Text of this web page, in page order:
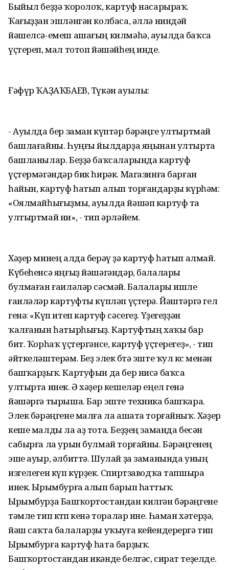
Быйыл беҙҙә ҡоролоҡ, картуф насарыраҡ.
Ҡағыҙҙан эшләнгән колбаса, әллә ниндәй
йәшелсә-емеш ашағың килмәһә, ауылда баҡса
үҫтереп, мал тотоп йәшәйһең инде.
Ғәфүр ҠАҘАҠБАЕВ, Түкән ауылы:
- Ауылда бер заман күптәр бәрәңге ултыртмай
башлағайны. Һуңғы йылдарҙа яңынан ултырта
башланылар. Беҙҙә баҡсаларында картуф
үҫтермәгәндәр бик һирәк. Магазинға барған
һайын, картуф һатып алып торғандарҙы күрһәм:
«Оялмайһығыҙмы, ауылда йәшәп картуф та
ултыртмай ни», - тип әрләйем.
Хәҙер минең алда берәү ҙә картуф һатып алмай.
Күбеһенсә яңғыҙ йәшәгәндәр, балалары
булмаған ғаиләләр сәсмәй. Балалары ишле
ғаиләләр картуфты күпләп үҫтерә. Йәштәргә гел
генә: «Күп итеп картуф сәсегеҙ. Үҙегеҙҙән
ҡалғанын һатырһығыҙ. Картуфтың хаҡы бар
бит. Ҡорһаҡ үҫтергәнсе, картуф үҫтерегеҙ», - тип
әйткеләштерәм. Беҙ элек бөтә эште ҡул көсө менән
башҡарҙыҡ. Картуфын да бер нисә баҡса
ултырта инек. Ә хәҙер кешеләр еңел генә
йәшәргә тырыша. Бар эште техника башҡара.
Элек бәрәңгене малға ла ашата торғайныҡ. Хәҙер
кеше малды ла аҙ тота. Беҙҙең заманда бесән
сабырға ла урын булмай торғайны. Бәрәңгенең
эше ауыр, әлбиттә. Шулай ҙа заманында уның
изгелеген күп күрҙек. Спиртзаводҡа тапшыра
инек. Ырымбурға алып барып һаттыҡ.
Ырымбурҙа Башҡортостандан килгән бәрәңгене
тәмле тип көтөп кенә торалар ине. Һаман хәтерҙә,
йәш саҡта балаларҙы уҡыуға кейендерергә тип
Ырымбурға картуф һата барҙыҡ.
Башҡортостандан икәнде белгәс, сират теҙелде.